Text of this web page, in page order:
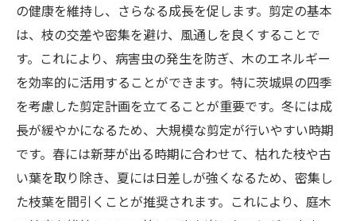
の健康を維持し、さらなる成長を促します。剪定の基本
は、枝の交差や密集を避け、風通しを良くすることで
す。これにより、病害虫の発生を防ぎ、木のエネルギー
を効率的に活用することができます。特に茨城県の四季
を考慮した剪定計画を立てることが重要です。冬には成
長が緩やかになるため、大規模な剪定が行いやすい時期
です。春には新芽が出る時期に合わせて、枯れた枝や古
い葉を取り除き、夏には日差しが強くなるため、密集し
た枝葉を間引くことが推奨されます。これにより、庭木